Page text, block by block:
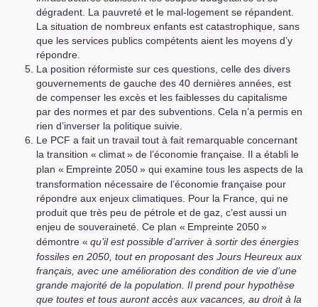
dégradent. La pauvreté et le mal-logement se répandent.
La situation de nombreux enfants est catastrophique, sans
que les services publics compétents aient les moyens d’y
répondre.
La position réformiste sur ces questions, celle des divers
gouvernements de gauche des 40 dernières années, est
de compenser les excès et les faiblesses du capitalisme
par des normes et par des subventions. Cela n’a permis en
rien d’inverser la politique suivie.
Le PCF a fait un travail tout à fait remarquable concernant
la transition « climat» de l’économie française. Il a établi le
plan « Empreinte 2050» qui examine tous les aspects de la
transformation nécessaire de l’économie française pour
répondre aux enjeux climatiques. Pour la France, qui ne
produit que très peu de pétrole et de gaz, c’est aussi un
enjeu de souveraineté. Ce plan « Empreinte 2050»
démontre « qu’il est possible d’arriver à sortir des énergies
fossiles en 2050, tout en proposant des Jours Heureux aux
français, avec une amélioration des condition de vie d’une
grande majorité de la population. Il prend pour hypothèse
que toutes et tous auront accès aux vacances, au droit à la